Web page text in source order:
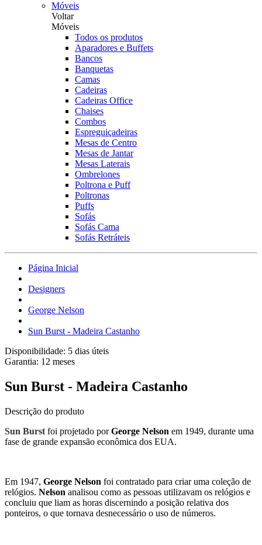
Móveis
Voltar
Móveis
Todos os produtos
Aparadores e Buffets
Bancos
Banquetas
Camas
Cadeiras
Cadeiras Office
Chaises
Combos
Espreguiçadeiras
Mesas de Centro
Mesas de Jantar
Mesas Laterais
Ombrelones
Poltrona e Puff
Poltronas
Puffs
Sofás
Sofás Cama
Sofás Retráteis
Página Inicial
Designers
George Nelson
Sun Burst - Madeira Castanho
Disponibilidade: 5 dias úteis
Garantia: 12 meses
Sun Burst - Madeira Castanho
Descrição do produto
Sun Burst foi projetado porGeorge Nelson em 1949, durante uma
fase de grande expansão econômica dos EUA.
Em 1947, George Nelson foi contratado para criar uma coleção de
relógios. Nelson analisou como as pessoas utilizavam os relógios e
concluiu que liam as horas discernindo a posição relativa dos
ponteiros, o que tornava desnecessário o uso de números.